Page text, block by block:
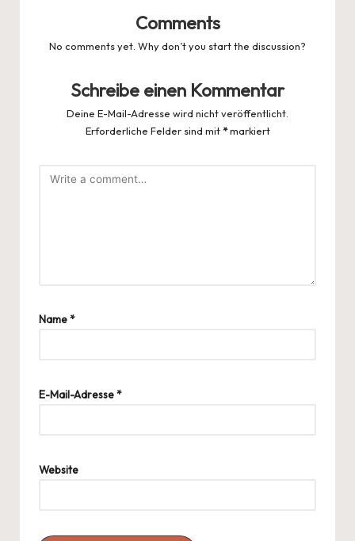
Comments
No comments yet. Why don’t you start the discussion?
Schreibe einen Kommentar
Deine E-Mail-Adresse wird nicht veröffentlicht.
Erforderliche Felder sind mit*markiert
Name*
E-Mail-Adresse*
Website